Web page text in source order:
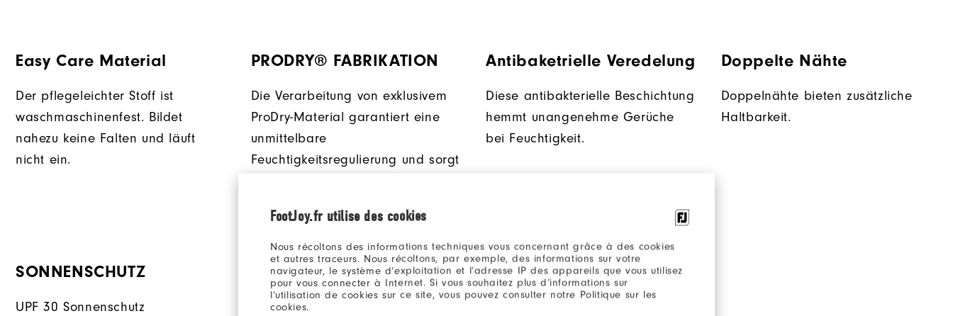
FootJoy.fr utilise des cookies
Nous récoltons des informations techniques vous concernant grâce à des cookies
et autres traceurs. Nous récoltons, par exemple, des informations sur votre
navigateur, le système d’exploitation et l’adresse IP des appareils que vous utilisez
pour vous connecter à Internet. Si vous souhaitez plus d’informations sur
l’utilisation de cookies sur ce site, vous pouvez consulter notre Politique sur les
cookies.
Easy Care Material
Der pflegeleichter Stoff ist
waschmaschinenfest. Bildet
nahezu keine Falten und läuft
nicht ein.
PRODRY® FABRIKATION
Die Verarbeitung von exklusivem
ProDry-Material garantiert eine
unmittelbare
Feuchtigkeitsregulierung und sorgt
Antibaketrielle Veredelung
Diese antibakterielle Beschichtung
hemmt unangenehme Gerüche
bei Feuchtigkeit.
Doppelte Nähte
Doppelnähte bieten zusätzliche
Haltbarkeit.
SONNENSCHUTZ
UPF 30 Sonnenschutz
MATERIAL
88% Polyester / 12% Elasthan